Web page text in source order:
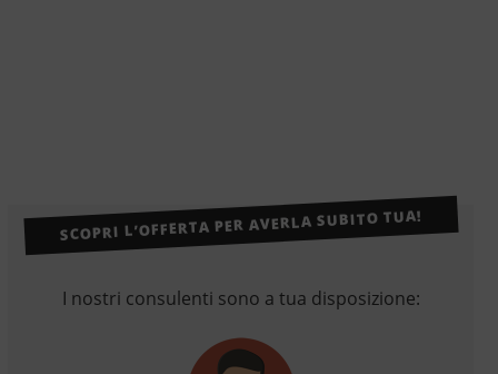
SCOPRI L’OFFERTA PER AVERLA SUBITO TUA!
I nostri consulenti sono a tua disposizione: